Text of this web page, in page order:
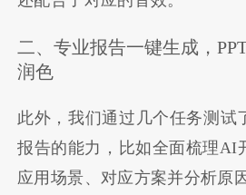
二、专业报告一键生成，
润色
此外，我们通过几个任务测试
报告的能力，比如全面梳理AI
应用场景、对应方案并分析原因